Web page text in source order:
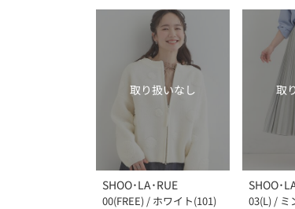
取り扱いなし
SHOO･LA･RUE
00(FREE) / ホワイト(101)
取
SHOO･
03(L) / ミ